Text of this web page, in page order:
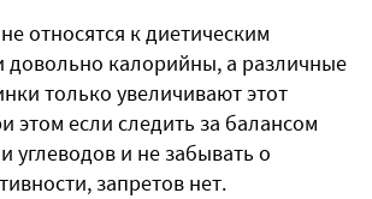
относятся к диетическим
довольно калорийны, а различные
только увеличивают этот
этом если следить за балансом
углеводов и не забывать о
запретов нет.